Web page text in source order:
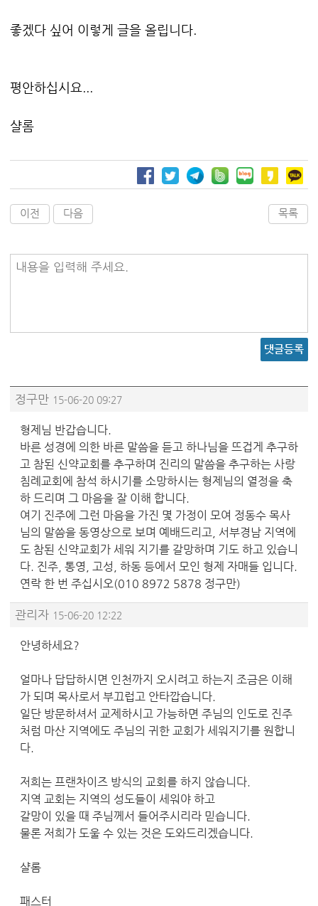
좋겠다 싶어 이렇게 글을 올립니다.
평안하십시요...
샬롬
이전 다음 목록
내용을 입력해 주세요.
댓글등록
정구만 15-06-20 09:27
형제님 반갑습니다.
바른 성경에 의한 바른 말씀을 듣고 하나님을 뜨겁게 추구하
고 참된 신약교회를 추구하며 진리의 말씀을 추구하는 사랑
침례교회에 참석 하시기를 소망하시는 형제님의 열정을 축
하 드리며 그 마음을 잘 이해 합니다.
여기 진주에 그런 마음을 가진 몇 가정이 모여 정동수 목사
님의 말씀을 동영상으로 보며 예배드리고, 서부경남 지역에
도 참된 신약교회가 세워 지기를 갈망하며 기도 하고 있습니
다. 진주, 통영, 고성, 하동 등에서 모인 형제 자매들 입니다.
연락 한 번 주십시오(010 8972 5878 정구만)
관리자 15-06-20 12:22
안녕하세요?
얼마나 답답하시면 인천까지 오시려고 하는지 조금은 이해
가 되며 목사로서 부끄럽고 안타깝습니다.
일단 방문하셔서 교제하시고 가능하면 주님의 인도로 진주
처럼 마산 지역에도 주님의 귀한 교회가 세워지기를 원합니
다.
저희는 프랜차이즈 방식의 교회를 하지 않습니다.
지역 교회는 지역의 성도들이 세워야 하고
갈망이 있을 때 주님께서 들어주시리라 믿습니다.
물론 저희가 도울 수 있는 것은 도와드리겠습니다.
샬롬
패스터